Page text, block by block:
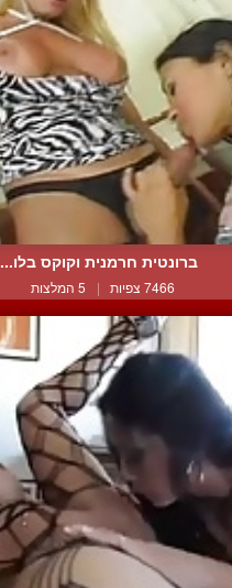
ברונטית חרמנית וקוקס בלו...
7466 צפיות | 5 המלצות